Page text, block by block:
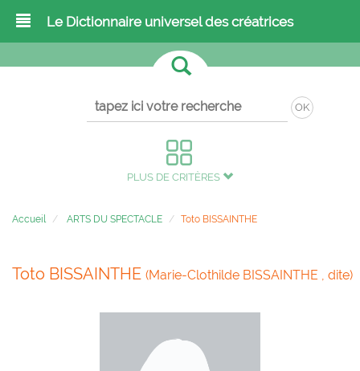
Le Dictionnaire universel des créatrices
OK
PLUS DE CRITÈRES
Accueil ARTS DU SPECTACLE Toto BISSAINTHE
Toto BISSAINTHE (Marie-Clothilde BISSAINTHE , dite)